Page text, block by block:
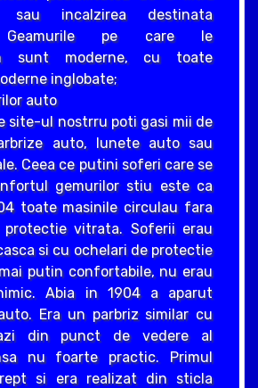
sau incalzirea destinata
Geamurile pe care le
sunt moderne, cu toate
inglobate;
auto
site-ul nostrru poti gasi mii de
auto, lunete auto sau
Ceea ce putini soferi care se
gemurilor stiu este ca
toate masinile circulau fara
vitrata. Soferii erau
si cu ochelari de protectie
putin confortabile, nu erau
Abia in 1904 a aparut
Era un parbriz similar cu
din punct de vedere al
nu foarte practic. Primul
si era realizat din sticla